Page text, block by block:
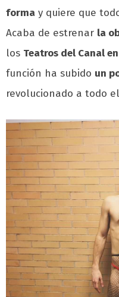
forma y quiere que
Acaba de estrenar la
los Teatros del Canal
función ha subido un
revolucionado a todo